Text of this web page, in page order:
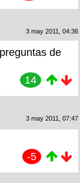
3 may 2011, 04:36
de
14
3 may 2011, 07:47
-5